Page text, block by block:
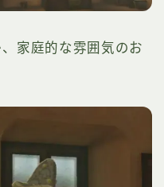
家庭的な雰囲気のお